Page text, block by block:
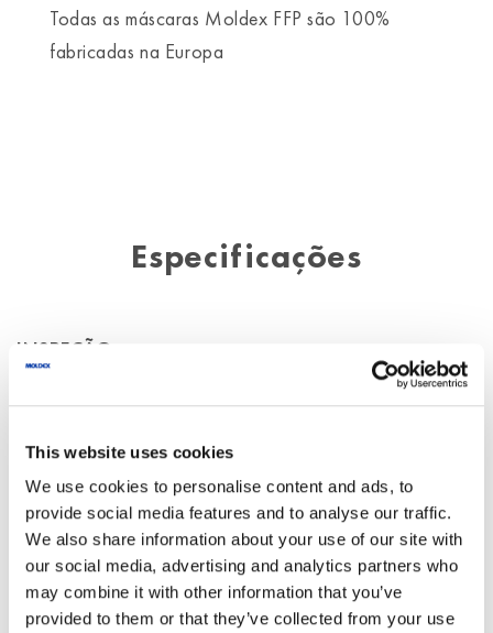
This website uses cookies
We use cookies to personalise content and ads, to
provide social media features and to analyse our traffic.
We also share information about your use of our site with
our social media, advertising and analytics partners who
may combine it with other information that you’ve
provided to them or that they’ve collected from your use
Todas as máscaras Moldex FFP são 100%
fabricadas na Europa
Especificações
INSPEÇÃO
HOMOLOGAÇÃO
(EU) 2016/425